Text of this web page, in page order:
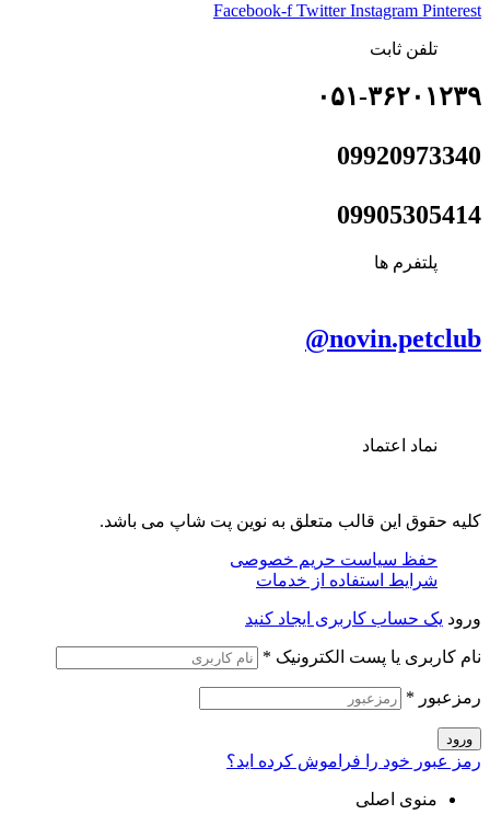
Facebook-f Twitter Instagram Pinterest
تلفن ثابت
۰۵۱-۳۶۲۰۱۲۳۹
09920973340
09905305414
پلتفرم ها
novin.petclub@
نماد اعتماد
کلیه حقوق این قالب متعلق به نوین پت شاپ می باشد.
حفظ سیاست حریم خصوصی
شرایط استفاده از خدمات
ورود یک حساب کاربری ایجاد کنید
نام کاربری یا پست الکترونیک *
رمزعبور *
ورود
رمز عبور خود را فراموش کرده اید؟
منوی اصلی